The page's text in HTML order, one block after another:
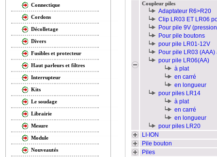
Connectique
Cordons
Décolletage
Divers
Fusibles et protecteur
Haut parleurs et filtres
Interrupteur
Kits
Le soudage
Librairie
Mesure
Module
Nouveautés
Coupleur piles
Adaptateur R6>R20
Clip LR03 ET LR06
Pour pile 9V
Pour pile boutons
pour pile LR01-12V
Pour pile LR03 (AAA)
pour pile LR06(AA)
à plat
en carré
en longueur
pour piles LR14
à plat
en carré
en longueur
pour piles LR20
LI-ION
Pile bouton
Piles